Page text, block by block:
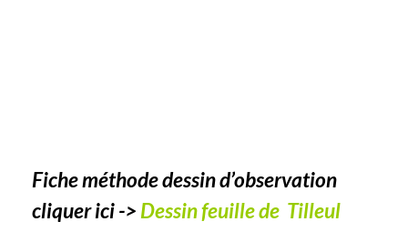
Fiche méthode dessin d’observation
cliquer ici -> Dessin feuille de Tilleul